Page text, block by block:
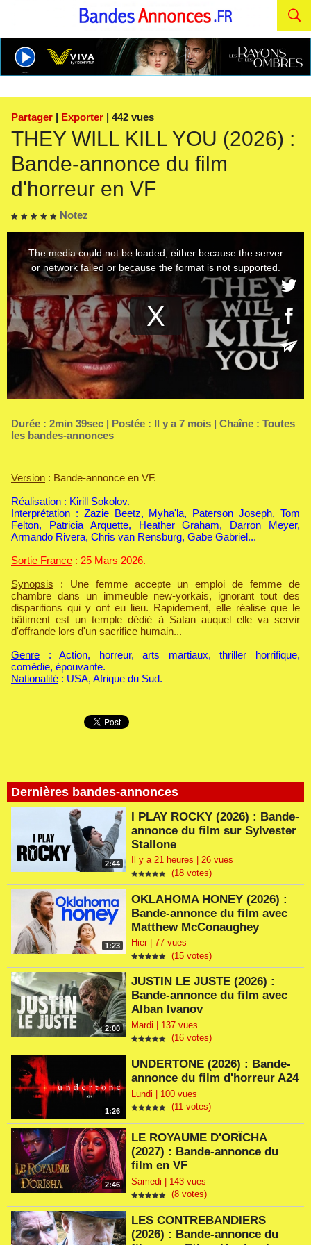
Partager | Exporter | 442 vues
THEY WILL KILL YOU (2026) :
Bande-annonce du film
d'horreur en VF
Notez
Dernières bandes-annonces
2:44
I PLAY ROCKY (2026) : Bande-
annonce du film sur Sylvester
Stallone
Il y a 21 heures | 26 vues
(18 votes)
1:23
OKLAHOMA HONEY (2026) :
Bande-annonce du film avec
Matthew McConaughey
Hier | 77 vues
(15 votes)
2:00
JUSTIN LE JUSTE (2026) :
Bande-annonce du film avec
Alban Ivanov
Mardi | 137 vues
(16 votes)
1:26
UNDERTONE (2026) : Bande-
annonce du film d'horreur A24
Lundi | 100 vues
(11 votes)
2:46
LE ROYAUME D'ORÏCHA
(2027) : Bande-annonce du
film en VF
Samedi | 143 vues
(8 votes)
LES CONTREBANDIERS
(2026) : Bande-annonce du
Durée : 2min 39sec | Postée : Il y a 7 mois | Chaîne : Toutes
les bandes-annonces
Version : Bande-annonce en VF.
Réalisation : Kirill Sokolov.
Interprétation : Zazie Beetz, Myha'la, Paterson Joseph, Tom
Felton, Patricia Arquette, Heather Graham, Darron Meyer,
Armando Rivera, Chris van Rensburg, Gabe Gabriel...
Sortie France : 25 Mars 2026.
Synopsis : Une femme accepte un emploi de femme de
chambre dans un immeuble new-yorkais, ignorant tout des
disparitions qui y ont eu lieu. Rapidement, elle réalise que le
bâtiment est un temple dédié à Satan auquel elle va servir
d'offrande lors d'un sacrifice humain...
Genre : Action, horreur, arts martiaux, thriller horrifique,
comédie, épouvante.
Nationalité : USA, Afrique du Sud.